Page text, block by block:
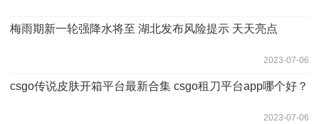
梅雨期新一轮强降水将至 湖北发布风险提示 天天亮点
2023-07-06
csgo传说皮肤开箱平台最新合集 csgo租刀平台app哪个好？
2023-07-06